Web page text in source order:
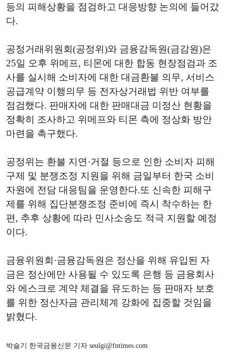
등의 피해상황을 점검하고 대응방향 논의에 들어갔
다.
공정거래위원회(공정위)와 금융감독원(금감원)은
25일 오후 위메프, 티몬에 대한 합동 현장점검과 조
사를 실시해 소비자에 대한 대금환불 의무, 서비스
공급계약 이행의무 등 전자상거래법 위반 여부를
점검했다. 판매자에 대한 판매대금 미정산 현황을
정확히 조사하고 위메프와 티몬 측에 정상화 방안
마련을 촉구했다.
공정위는 환불 지연·거절 등으로 인한 소비자 피해
구제 및 분쟁조정 지원을 위해 금일부터 한국 소비
자원에 전담 대응팀을 운영한다.또 신속한 피해구
제를 위해 집단분쟁조정 준비에 즉시 착수하는 한
편, 추후 상황에 따라 민사소송도 적극 지원할 예정
이다.
금융위원회·금융감독원은 정산을 위해 유입된 자
금은 정산에만 사용될 수 있도록 은행 등 금융회사
와 에스크로 계약 체결을 유도하는 등 판매자 보호
를 위한 정산자금 관리체계 강화에 집중할 것임을
밝혔다.
박슬기 한국금융신문 기자 seulgi@fntimes.com